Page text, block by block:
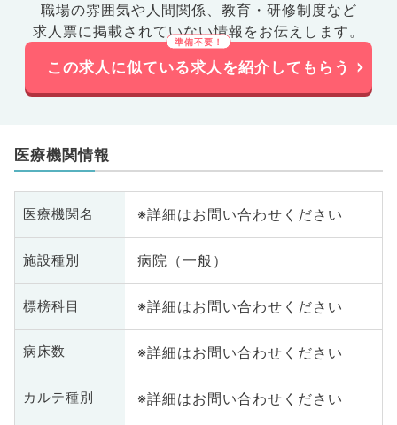
科、大腸・肛門外科、その他、産
業医、科目不問
職場の雰囲気や人間関係、 教育・研修制度など
求人票に掲載されていない情報をお伝えします。
この求人に似ている求人を紹介してもらう
医療機関情報
医療機関名 ※詳細はお問い合わせください
施設種別 病院（一般）
標榜科目 ※詳細はお問い合わせください
病床数 ※詳細はお問い合わせください
カルテ種別 ※詳細はお問い合わせください